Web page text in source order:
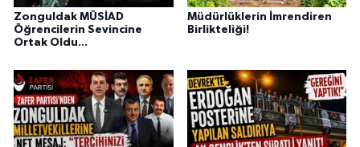
Zonguldak MÜSİAD
Öğrencilerin Sevincine
Ortak Oldu...
Müdürlüklerin İmrendiren
Birlikteliği!